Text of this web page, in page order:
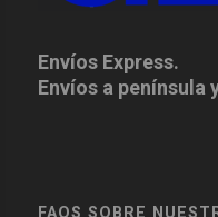
Envíos Express.
Envíos a península
FAQS SOBRE